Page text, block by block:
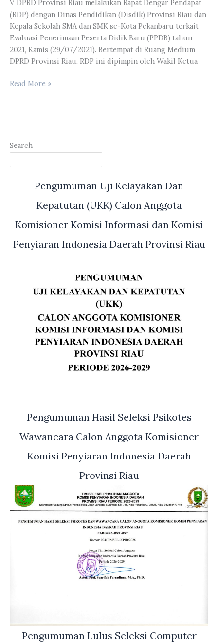
Dengan
Beberapa
Mitra
Kerja
V DPRD Provinsi Riau melakukan Rapat Dengar Pendapat
(RDP) dengan Dinas Pendidikan (Disdik) Provinsi Riau dan
Kepala Sekolah SMA dan SMK se-Kota Pekanbaru terkait
Evaluasi Penerimaan Peserta Didik Baru (PPDB) tahun
2021, Kamis (29/07/2021). Bertempat di Ruang Medium
DPRD Provinsi Riau, RDP ini dipimpin oleh Wakil Ketua
Pimpinan
Komisi
V
Dengan
Provinsi
Riau
Kepala
Read More »
Search
Pengumuman Uji Kelayakan Dan
Kepatutan (UKK) Calon Anggota
Komisioner Komisi Informasi dan Komisi
Penyiaran Indonesia Daerah Provinsi Riau
Pengumuman Hasil Seleksi Psikotes
Wawancara Calon Anggota Komisioner
Komisi Penyiaran Indonesia Daerah
Provinsi Riau
Pengumuman Lulus Seleksi Computer